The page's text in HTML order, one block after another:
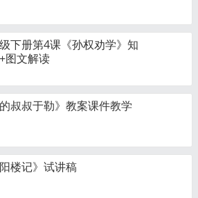
下册第4课《孙权劝学》知
图文解读
的叔叔于勒》教案课件教学
阳楼记》试讲稿